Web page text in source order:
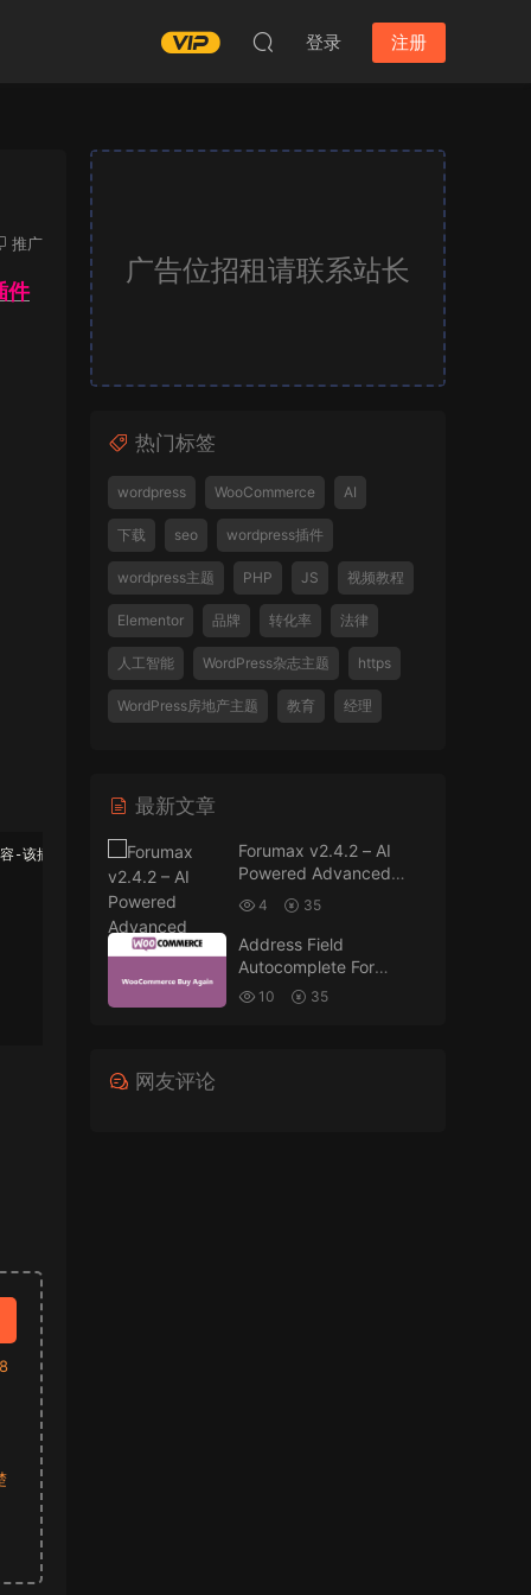
登录 注册
推广
件
-该插件适合您
广告位招租请联系站长
热门标签
wordpress WooCommerce AI
下载 seo wordpress插件
wordpress主题 PHP JS 视频教程
Elementor 品牌 转化率 法律
人工智能 WordPress杂志主题 https
WordPress房地产主题 教育 经理
最新文章
Forumax v2.4.2 – AI
Powered Advanced
Community Forum
Plugin
4 35
Address Field
Autocomplete For
WooCommerce v1.3.2
10 35
网友评论